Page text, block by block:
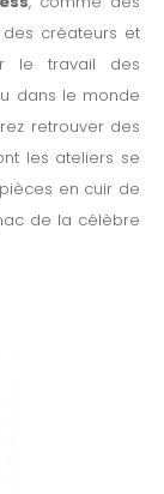
créateurs et
le travail des
dans le monde
retrouver des
les ateliers se
en cuir de
de la célèbre